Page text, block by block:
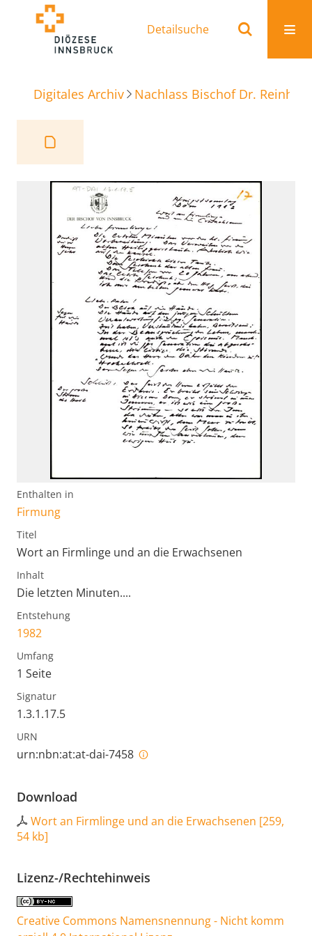
Detailsuche
Digitales Archiv Nachlass Bischof Dr.
Enthalten in
Firmung
Titel
Wort an Firmlinge und an die Erwachsenen
Inhalt
Die letzten Minuten....
Entstehung
1982
Umfang
1 Seite
Signatur
1.3.1.17.5
URN
urn:nbn:at:at-dai-7458
Download
Wort an Firmlinge und an die Erwachsenen [259,
54 kb]
Lizenz-/Rechtehinweis
Creative Commons Namensnennung - Nicht komm